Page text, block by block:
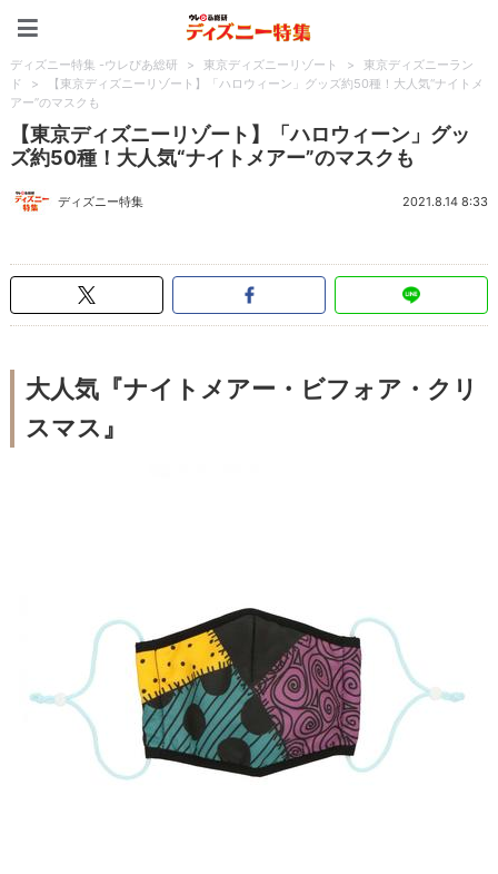
ディズニー特集 -ウレぴあ総研 > 東京ディズニーリゾート >
東京ディズニーラン
ド
>
【東京ディズニーリゾート】「ハロウィーン」グッズ約50種！大人気“ナイトメ
アー”のマスクも
【東京ディズニーリゾート】「ハロウィーン」グッ
ズ約50種！大人気“ナイトメアー”のマスクも
ディズニー特集 2021.8.14 8:33
大人気『ナイトメアー・ビフォア・クリ
スマス』